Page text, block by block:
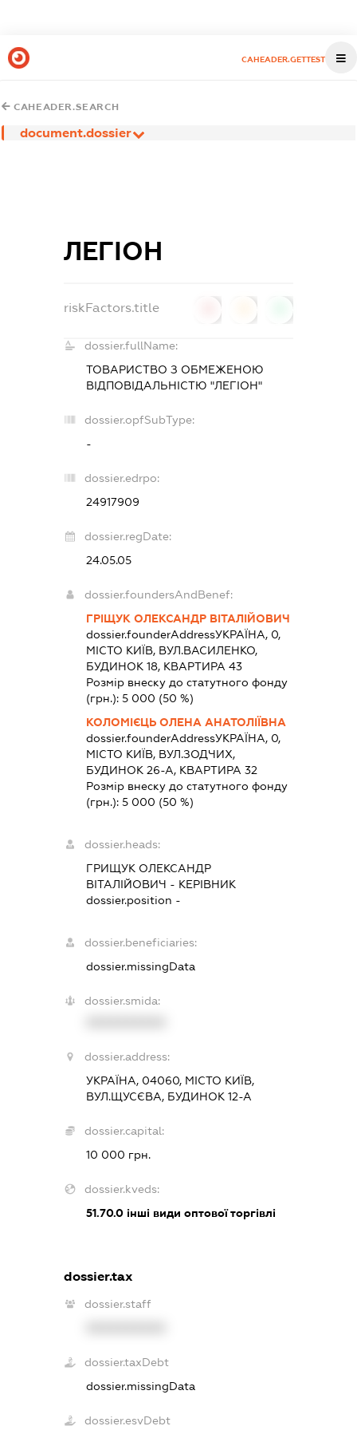
CAHEADER.GETTEST
CAHEADER.SEARCH
document.dossier
ЛЕГІОН
riskFactors.title
dossier.fullName:
ТОВАРИСТВО З ОБМЕЖЕНОЮ
ВІДПОВІДАЛЬНІСТЮ "ЛЕГІОН"
dossier.opfSubType:
-
dossier.edrpo:
24917909
dossier.regDate:
24.05.05
dossier.foundersAndBenef:
ГРІЩУК ОЛЕКСАНДР ВІТАЛІЙОВИЧ
dossier.founderAddressУКРАЇНА, 0,
МІСТО КИЇВ, ВУЛ.ВАСИЛЕНКО,
БУДИНОК 18, КВАРТИРА 43
Розмір внеску до статутного фонду
(грн.): 5 000 (50 %)
КОЛОМІЄЦЬ ОЛЕНА АНАТОЛІЇВНА
dossier.founderAddressУКРАЇНА, 0,
МІСТО КИЇВ, ВУЛ.ЗОДЧИХ,
БУДИНОК 26-А, КВАРТИРА 32
Розмір внеску до статутного фонду
(грн.): 5 000 (50 %)
dossier.heads:
ГРИЩУК ОЛЕКСАНДР
ВІТАЛІЙОВИЧ - КЕРІВНИК
dossier.position -
dossier.beneficiaries:
dossier.missingData
dossier.smida:
dossier.address:
УКРАЇНА, 04060, МІСТО КИЇВ,
ВУЛ.ЩУСЄВА, БУДИНОК 12-А
dossier.capital:
10 000 грн.
dossier.kveds:
51.70.0інші види оптової торгівлі
dossier.tax
dossier.staff
dossier.taxDebt
dossier.missingData
dossier.esvDebt